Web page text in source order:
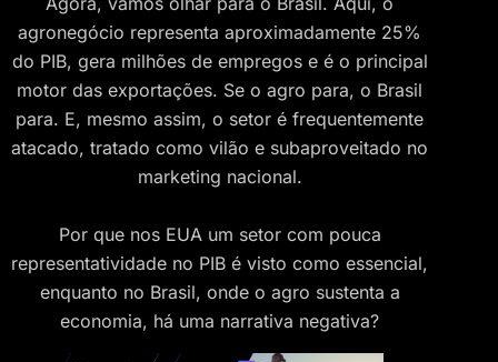
agronegócio representa aproximadamente 25%
do PIB, gera milhões de empregos e é o principal
motor das exportações. Se o agro para, o Brasil
para. E, mesmo assim, o setor é frequentemente
atacado, tratado como vilão e subaproveitado no
marketing nacional.
Por que nos EUA um setor com pouca
representatividade no PIB é visto como essencial,
enquanto no Brasil, onde o agro sustenta a
economia, há uma narrativa negativa?